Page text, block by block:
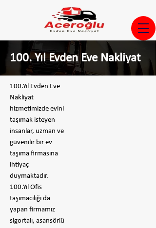
100. Yıl Evden Eve Nakliyat
100.Yıl Evden Eve
Nakliyat
hizmetimizde evini
taşımak isteyen
insanlar, uzman ve
güvenilir bir ev
taşıma firmasına
ihtiyaç
duymaktadır.
100.Yıl Ofis
taşımacılığı da
yapan firmamız
sigortalı, asansörlü